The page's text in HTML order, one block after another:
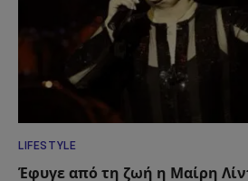
LIFESTYLE
Έφυγε από τη ζωή η Μαίρη